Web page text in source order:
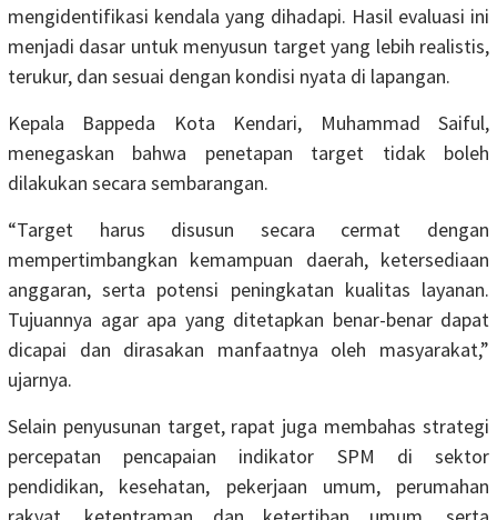
mengidentifikasi kendala yang dihadapi. Hasil evaluasi ini
menjadi dasar untuk menyusun target yang lebih realistis,
terukur, dan sesuai dengan kondisi nyata di lapangan.
Kepala Bappeda Kota Kendari, Muhammad Saiful,
menegaskan bahwa penetapan target tidak boleh
dilakukan secara sembarangan.
“Target harus disusun secara cermat dengan
mempertimbangkan kemampuan daerah, ketersediaan
anggaran, serta potensi peningkatan kualitas layanan.
Tujuannya agar apa yang ditetapkan benar-benar dapat
dicapai dan dirasakan manfaatnya oleh masyarakat,”
ujarnya.
Selain penyusunan target, rapat juga membahas strategi
percepatan pencapaian indikator SPM di sektor
pendidikan, kesehatan, pekerjaan umum, perumahan